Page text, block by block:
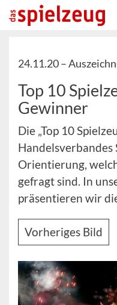
24.11.20 –
Top 10
Gewinner
Die „Top 10
Handelsverbandes
Orientierung,
gefragt sind. In
präsentieren wir
Vorheriges Bild